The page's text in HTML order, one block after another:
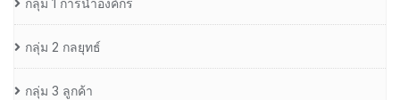
กลุ่ม 1 การนำองค์กร
กลุ่ม 2 กลยุทธ์
กลุ่ม 3 ลูกค้า